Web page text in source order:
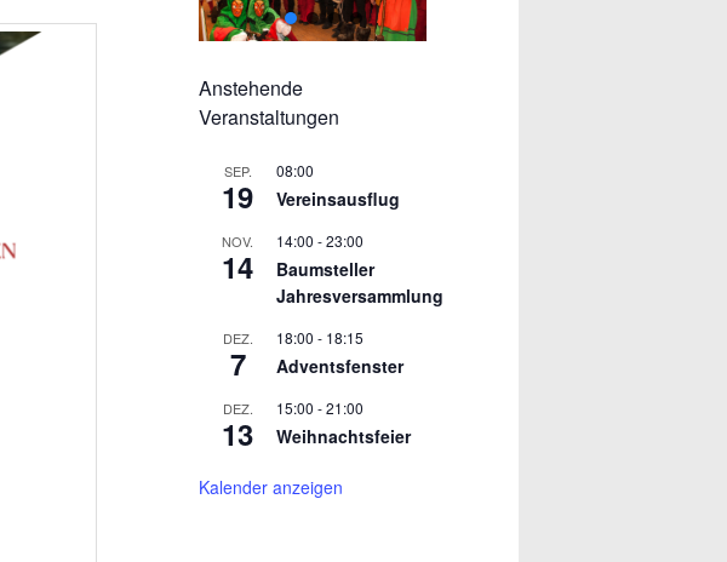
Anstehende
Veranstaltungen
SEP.
19
08:00
Vereinsausflug
NOV.
14
14:00 -23:00
Baumsteller
Jahresversammlung
DEZ.
7
18:00 - 18:15
Adventsfenster
DEZ.
13
15:00 -21:00
Weihnachtsfeier
Kalender anzeigen